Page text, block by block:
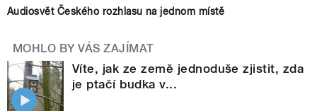
Audiosvět Českého rozhlasu na jednom místě
MOHLO BY VÁS ZAJÍMAT
Víte, jak ze země jednoduše zjistit, zda
je ptačí budka v...